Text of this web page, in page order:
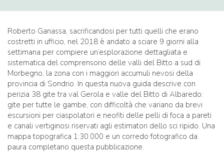
Roberto Ganassa, sacrificandosi per tutti quelli che erano
costretti in ufficio, nel 2018 è andato a sciare 9 giorni alla
settimana per compiere un’esplorazione dettagliata e
sistematica del comprensorio delle valli del Bitto a sud di
Morbegno, la zona con i maggiori accumuli nevosi della
provincia di Sondrio. In questa nuova guida descrive con
perizia 38 gite tra val Gerola e valle del Bitto di Albaredo:
gite per tutte le gambe, con difficoltà che variano da brevi
escursioni per ciaspolatori e neofiti delle pelli di foca a pareti
e canali vertiginosi riservati agli estimatori dello sci ripido. Una
mappa topografica 1:30.000 e un corredo fotografico da
paura completano questa pubblicazione.